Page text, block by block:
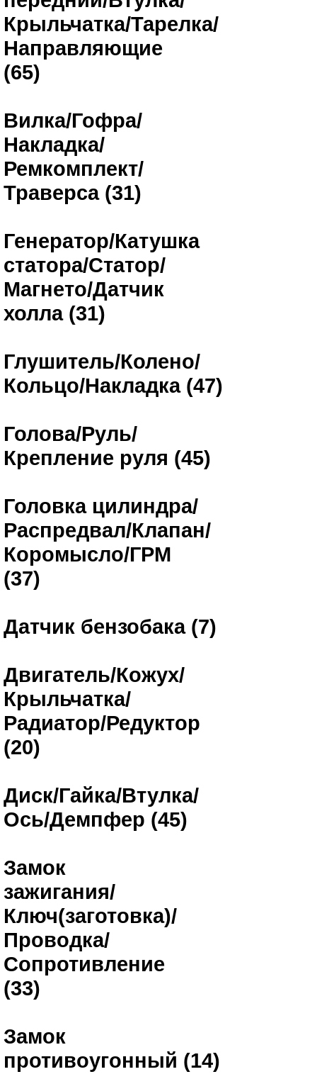
Крыльчатка/Тарелка/
Направляющие
(65)
Вилка/Гофра/
Накладка/
Ремкомплект/
Траверса (31)
Генератор/Катушка
статора/Статор/
Магнето/Датчик
холла (31)
Глушитель/Колено/
Кольцо/Накладка (47)
Голова/Руль/
Крепление руля (45)
Головка цилиндра/
Распредвал/Клапан/
Коромысло/ГРМ
(37)
Датчик бензобака (7)
Двигатель/Кожух/
Крыльчатка/
Радиатор/Редуктор
(20)
Диск/Гайка/Втулка/
Ось/Демпфер (45)
Замок
зажигания/
Ключ(заготовка)/
Проводка/
Сопротивление
(33)
Замок
противоугонный (14)